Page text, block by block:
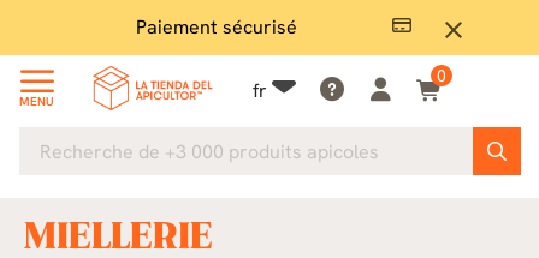
close
Grand choix en stock
MENU fr
0
MIELLERIE